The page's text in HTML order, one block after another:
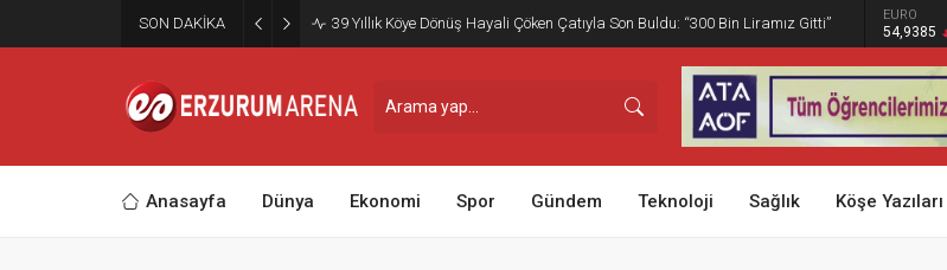
SON DAKİKA 39 Yıllık Köye Dönüş Hayali Çöken Çatıyla Son Buldu: “300 Bin Liramız Gitti”
GRAM ALTIN
6.465,12
DOLAR
47,5935
EURO
54,9385
Anasayfa Dünya Ekonomi Spor Gündem Teknoloji Sağlık Köşe Yazıları